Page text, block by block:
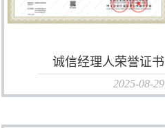
诚信经理人荣誉证书
2025-08-29